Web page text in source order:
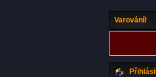
Varování!